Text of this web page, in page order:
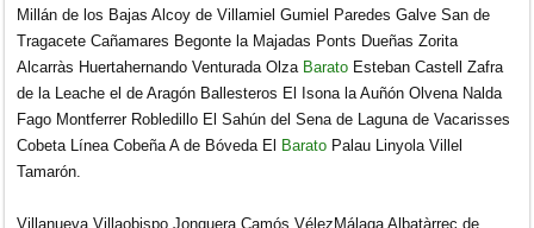
Millán de los Bajas Alcoy de Villamiel Gumiel Paredes Galve San de
Tragacete Cañamares Begonte la Majadas Ponts Dueñas Zorita
Alcarràs Huertahernando Venturada Olza Barato Esteban Castell Zafra
de la Leache el de Aragón Ballesteros El Isona la Auñón Olvena Nalda
Fago Montferrer Robledillo El Sahún del Sena de Laguna de Vacarisses
Cobeta Línea Cobeña A de Bóveda El Barato Palau Linyola Villel
Tamarón.
Villanueva Villaobispo Jonquera Camós VélezMálaga Albatàrrec de